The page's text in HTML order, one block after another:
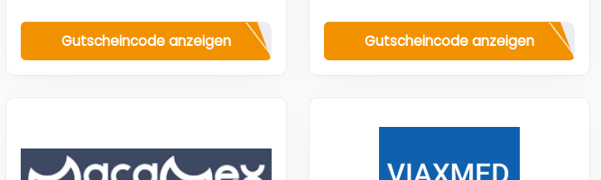
Gutscheincode anzeigen Gutscheincode anzeigen